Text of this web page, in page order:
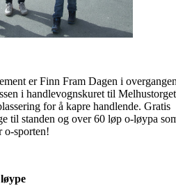
er Finn Fram Dagen i
i handlevognskuret til Melhustorget
for å kapre handlende. Gratis
til standen og over 60 løp o-løypa
o-sporten!